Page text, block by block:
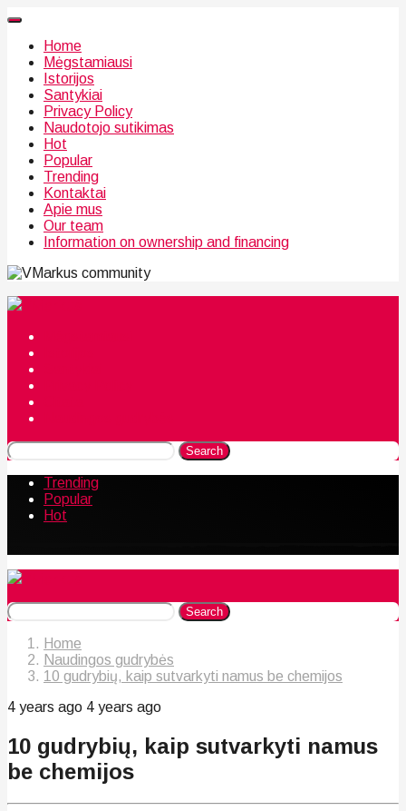
Home
Mėgstamiausi
Istorijos
Santykiai
Privacy Policy
Naudotojo sutikimas
Hot
Popular
Trending
Kontaktai
Apie mus
Our team
Information on ownership and financing
community
Search
Trending
Popular
Hot
Search
Home
Naudingos gudrybės
10 gudrybių, kaip sutvarkyti namus be chemijos
4 years ago 4 years ago
10 gudrybių, kaip sutvarkyti namus
be chemijos